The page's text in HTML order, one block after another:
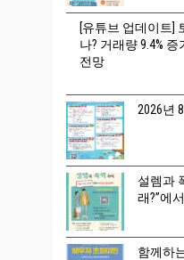
[유튜브 업데이트]
나? 거래량 9.4%
전망
2026년
설렘과
래?”에
함께하